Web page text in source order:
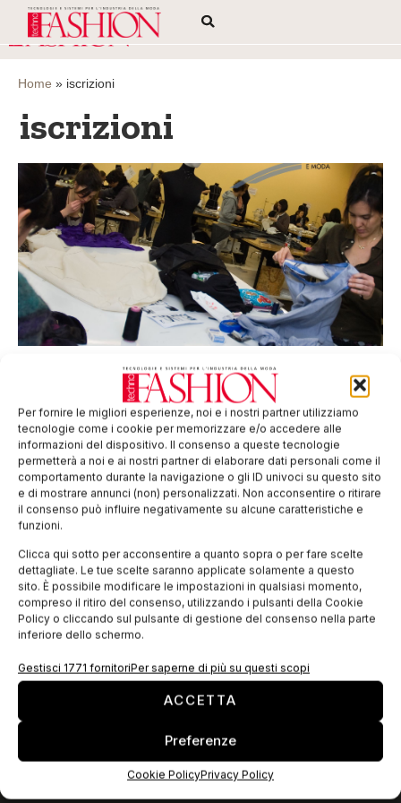
Per fornire le migliori esperienze, noi e i nostri partner utilizziamo
tecnologie come i cookie per memorizzare e/o accedere alle
informazioni del dispositivo. Il consenso a queste tecnologie
permetterà a noi e ai nostri partner di elaborare dati personali come il
comportamento durante la navigazione o gli ID univoci su questo sito
e di mostrare annunci (non) personalizzati. Non acconsentire o ritirare
il consenso può influire negativamente su alcune caratteristiche e
funzioni.
Clicca qui sotto per acconsentire a quanto sopra o per fare scelte
dettagliate. Le tue scelte saranno applicate solamente a questo
sito. È possibile modificare le impostazioni in qualsiasi momento,
compreso il ritiro del consenso, utilizzando i pulsanti della Cookie
Policy o cliccando sul pulsante di gestione del consenso nella parte
inferiore dello schermo.
Gestisci 1771 fornitoriPer saperne di più su questi scopi
ACCETTA
Preferenze
Cookie PolicyPrivacy Policy
Home » iscrizioni
iscrizioni
Corso in Modellistica e confezione donna: sono
aperte le iscrizioni
Sono aperte fino al 30 gennaio le iscrizioni al nuovo corso
“Modellistica e confezione donna” organizzato dal
Laboratorio di Modelli per la Moda del Politecnico di Milano. Il
corso, della durata
EDICOLA WEB
ISCRIVITI ALLA NEWSLETTER